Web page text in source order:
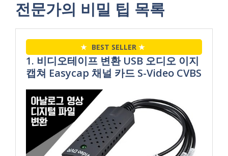
전문가의 비밀 팁 목록
★ BEST SELLER ★
1. 비디오테이프 변환 USB 오디오 이지
캡쳐 Easycap 채널 카드 S-Video CVBS